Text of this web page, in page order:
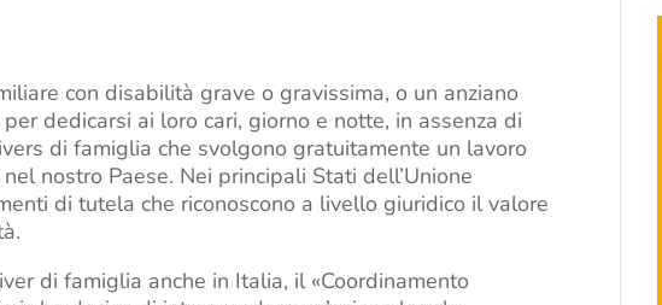
con disabilità grave o gravissima, o un anziano
dedicarsi ai loro cari, giorno e notte, in assenza di
di famiglia che svolgono gratuitamente un lavoro
nostro Paese. Nei principali Stati dell’Unione
di tutela che riconoscono a livello giuridico il valore
di famiglia anche in Italia, il «Coordinamento